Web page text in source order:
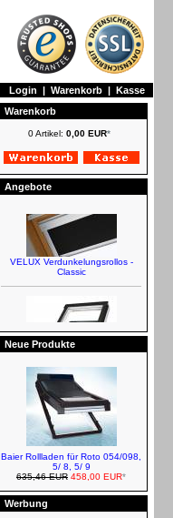
Login | Warenkorb | Kasse
Warenkorb
0 Artikel: 0,00 EUR*
Angebote
VELUX Verdunkelungsrollos -
Classic
FAKRO Schwingfenster
Baustoffe
Neue Produkte
Baier Rollladen für Roto 054/098,
5/ 8, 5/ 9
635,46 EUR 458,00 EUR*
Werbung